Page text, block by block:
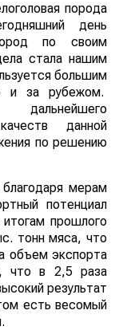
порода
день
по своим
стала нашим
большим
и за рубежом.
данной
по решению
мерам
потенциал
прошлого
тонн мяса, что
объем экспорта
что в 2,5 раза
результат
есть весомый